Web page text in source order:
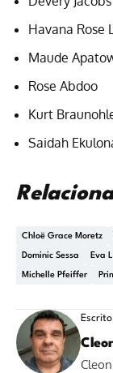
Havana Rose
Maude
Rose Abdoo
Kurt
Saidah
Chloë Grace Moretz
Dominic Sessa Eva
Michelle Pfeiffer